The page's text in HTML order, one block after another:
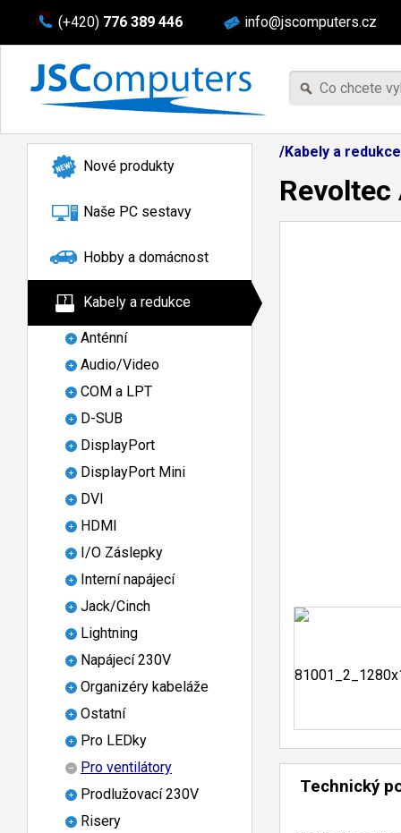
(+420) 776 389 446 info@jscomputers.cz
Nové produkty
Naše PC sestavy
Hobby a domácnost
Kabely a redukce
Anténní
Audio/Video
COM a LPT
D-SUB
DisplayPort
DisplayPort Mini
DVI
HDMI
I/O Záslepky
Interní napájecí
Jack/Cinch
Lightning
Napájecí 230V
Organizéry kabeláže
Ostatní
Pro LEDky
Pro ventilátory
Prodlužovací 230V
Risery
/Kabely a
Technický